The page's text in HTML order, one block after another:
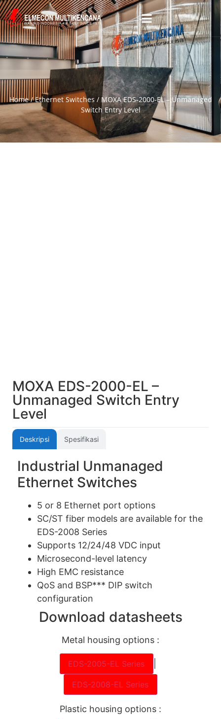
Home/Ethernet Switches / MOXA EDS-2000-EL – Unmanaged
Switch Entry Level
MOXA EDS-2000-EL –
Unmanaged Switch Entry
Level
Deskripsi Spesifikasi
Industrial Unmanaged
Ethernet Switches
5 or 8 Ethernet port options
SC/ST fiber models are available for the
EDS-2008 Series
Supports 12/24/48 VDC input
Microsecond-level latency
High EMC resistance
QoS and BSP*** DIP switch
configuration
Download datasheets
Metal housing options :
EDS-2005-EL Series
EDS-2008-EL Series
Plastic housing options :